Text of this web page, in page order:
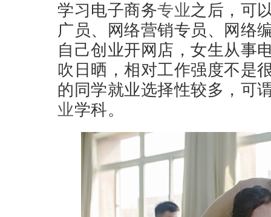
学习电子商务专业之后，可
广员、网络营销专员、网络
自己创业开网店，女生从事
吹日晒，相对工作强度不是
的同学就业选择性较多，可
业学科。